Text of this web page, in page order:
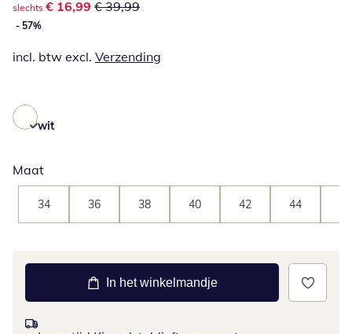
kortingsprijs: € 16,99, vorige prijs: € 39,99
slechts € 16,99 € 39,99
- 57%
incl. btw excl. Verzending
wit
Maat
34 36 38 40 42 44
In het winkelmandje